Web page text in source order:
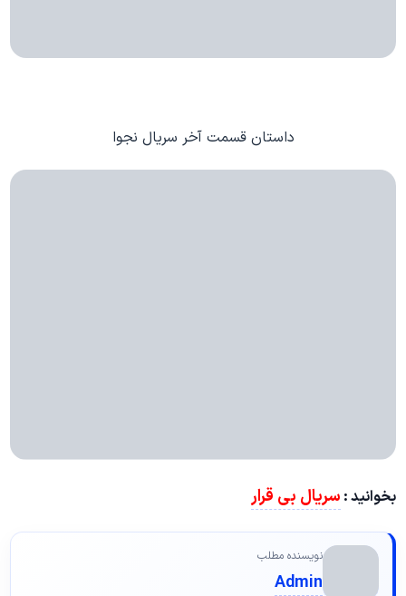
داستان قسمت آخر سریال نجوا
بخوانید : سریال بی قرار
نویسنده مطلب
Admin